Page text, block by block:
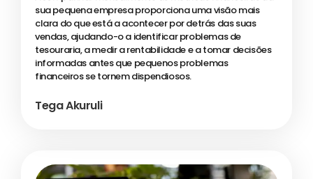
sua pequena empresa proporciona uma visão mais
clara do que está a acontecer por detrás das suas
vendas, ajudando-o a identificar problemas de
tesouraria, a medir a rentabilidade e a tomar decisões
informadas antes que pequenos problemas
financeiros se tornem dispendiosos.
Tega Akuruli